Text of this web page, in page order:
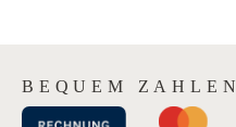
BEQUEM ZAHLEN